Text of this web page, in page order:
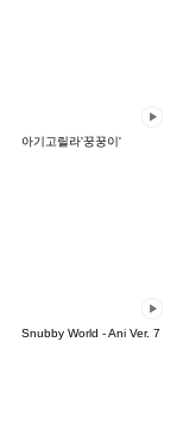
아기고릴라'꿍꿍이'
Snubby World - Ani Ver. 7